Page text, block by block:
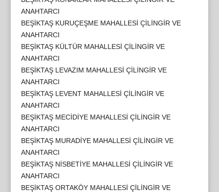
ANAHTARCI
BEŞİKTAŞ KURUÇEŞME MAHALLESİ ÇİLİNGİR VE
ANAHTARCI
BEŞİKTAŞ KÜLTÜR MAHALLESİ ÇİLİNGİR VE
ANAHTARCI
BEŞİKTAŞ LEVAZIM MAHALLESİ ÇİLİNGİR VE
ANAHTARCI
BEŞİKTAŞ LEVENT MAHALLESİ ÇİLİNGİR VE
ANAHTARCI
BEŞİKTAŞ MECİDİYE MAHALLESİ ÇİLİNGİR VE
ANAHTARCI
BEŞİKTAŞ MURADİYE MAHALLESİ ÇİLİNGİR VE
ANAHTARCI
BEŞİKTAŞ NİSBETİYE MAHALLESİ ÇİLİNGİR VE
ANAHTARCI
BEŞİKTAŞ ORTAKÖY MAHALLESİ ÇİLİNGİR VE